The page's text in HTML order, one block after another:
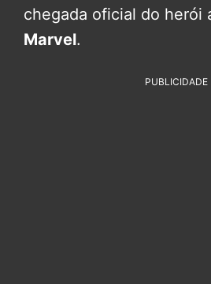
chegada oficial do herói
Marvel.
PUBLICIDADE